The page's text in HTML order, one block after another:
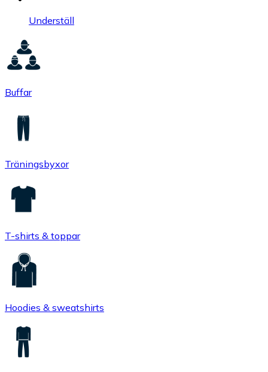
Underställ
Buffar
Träningsbyxor
T-shirts & toppar
Hoodies & sweatshirts